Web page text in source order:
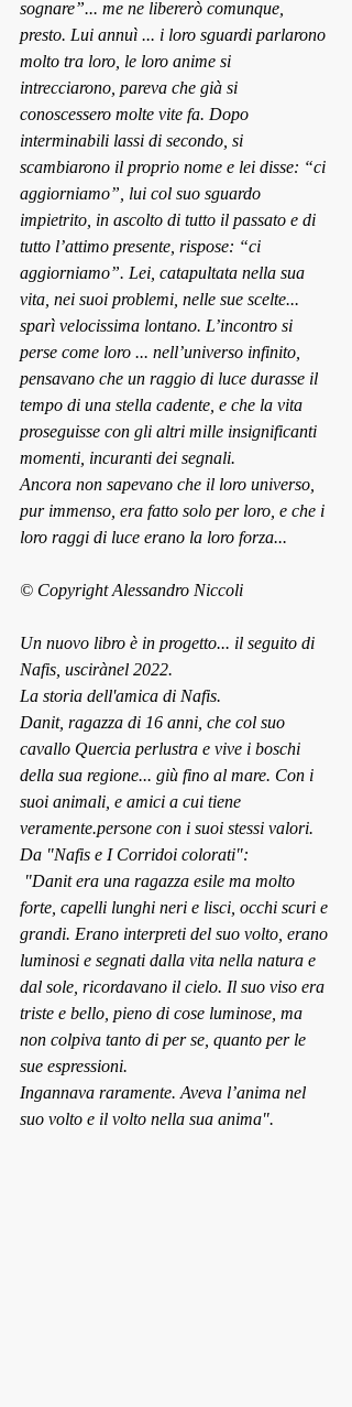
sognare”... me ne libererò comunque,
presto. Lui annuì ... i loro sguardi parlarono
molto tra loro, le loro anime si
intrecciarono, pareva che già si
conoscessero molte vite fa. Dopo
interminabili lassi di secondo, si
scambiarono il proprio nome e lei disse: “ci
aggiorniamo”, lui col suo sguardo
impietrito, in ascolto di tutto il passato e di
tutto l’attimo presente, rispose: “ci
aggiorniamo”. Lei, catapultata nella sua
vita, nei suoi problemi, nelle sue scelte...
sparì velocissima lontano. L’incontro si
perse come loro ... nell’universo infinito,
pensavano che un raggio di luce durasse il
tempo di una stella cadente, e che la vita
proseguisse con gli altri mille insignificanti
momenti, incuranti dei segnali.
Ancora non sapevano che il loro universo,
pur immenso, era fatto solo per loro, e che i
loro raggi di luce erano la loro forza...
© Copyright Alessandro Niccoli
Un nuovo libro è in progetto... il seguito di
Nafis, uscirànel 2022.
La storia dell'amica di Nafis.
Danit, ragazza di 16 anni, che col suo
cavallo Quercia perlustra e vive i boschi
della sua regione... giù fino al mare. Con i
suoi animali, e amici a cui tiene
veramente.persone con i suoi stessi valori.
Da "Nafis e I Corridoi colorati":
forte, capelli lunghi neri e lisci, occhi scuri e
grandi. Erano interpreti del suo volto, erano
luminosi e segnati dalla vita nella natura e
dal sole, ricordavano il cielo. Il suo viso era
triste e bello, pieno di cose luminose, ma
non colpiva tanto di per se, quanto per le
sue espressioni.
Ingannava raramente. Aveva l’anima nel
suo volto e il volto nella sua anima".